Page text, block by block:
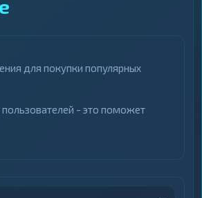
для покупки популярных
- это поможет